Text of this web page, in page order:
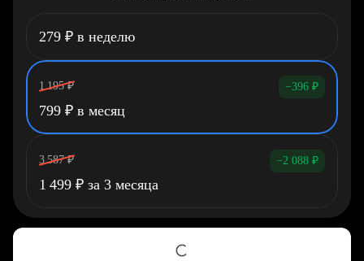
279 ₽ в неделю
1 195 ₽ −396 ₽
799 ₽ в месяц
3 587 ₽ −2 088 ₽
1 499 ₽ за 3 месяца